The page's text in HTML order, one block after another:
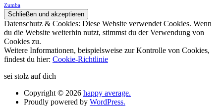
Zumba
Datenschutz & Cookies: Diese Website verwendet Cookies. Wenn
du die Website weiterhin nutzt, stimmst du der Verwendung von
Cookies zu.
Weitere Informationen, beispielsweise zur Kontrolle von Cookies,
findest du hier: Cookie-Richtlinie
sei stolz auf dich
Copyright © 2026 happy average.
Proudly powered by WordPress.